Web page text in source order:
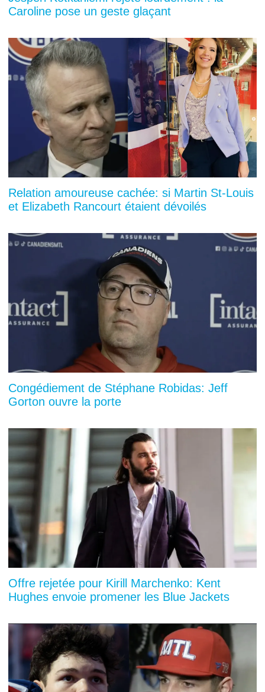
Caroline pose un geste glaçant
Relation amoureuse cachée: si Martin St-Louis
et Elizabeth Rancourt étaient dévoilés
Congédiement de Stéphane Robidas: Jeff
Gorton ouvre la porte
Offre rejetée pour Kirill Marchenko: Kent
Hughes envoie promener les Blue Jackets